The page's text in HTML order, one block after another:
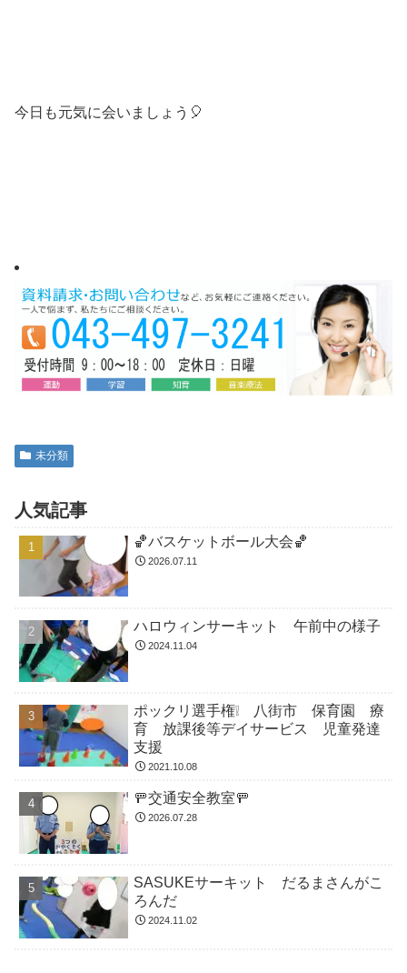
今日も元気に会いましょう🎈
未分類
人気記事
🏀バスケットボール大会🏀
2026.07.11
ハロウィンサーキット 午前中の様子
2024.11.04
ポックリ選手権❕ 八街市 保育園 療
育 放課後等デイサービス 児童発達
支援
2021.10.08
🚥交通安全教室🚥
2026.07.28
SASUKEサーキット だるまさんがこ
ろんだ
2024.11.02